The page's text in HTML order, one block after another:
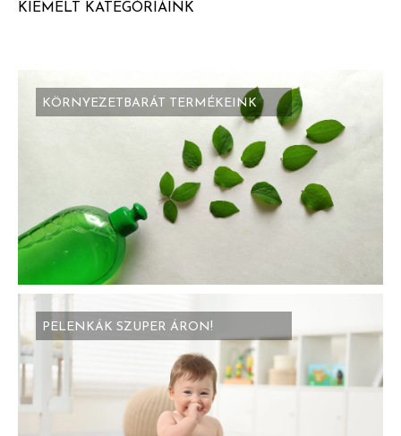
KIEMELT KATEGÓRIÁINK
KÖRNYEZETBARÁT TERMÉKEINK
PELENKÁK SZUPER ÁRON!